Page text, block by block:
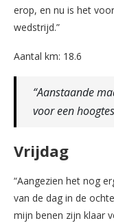
erop, en nu is het
wedstrijd.”
Aantal km: 18.6
“Aanstaande
voor een
Vrijdag
“Aangezien het nog
van de dag in de
mijn benen zijn klaar